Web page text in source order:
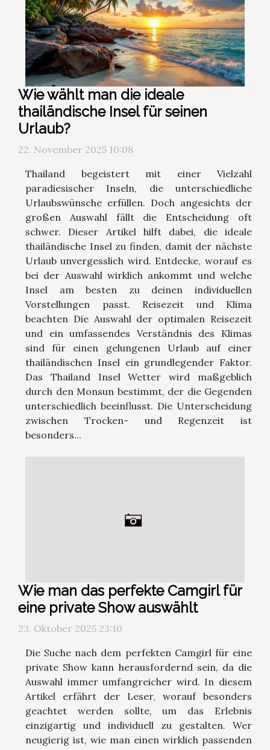
Wie wählt man die ideale
thailändische Insel für seinen
Urlaub?
22. November 2025 10:08
Thailand begeistert mit einer Vielzahl
paradiesischer Inseln, die unterschiedliche
Urlaubswünsche erfüllen. Doch angesichts der
großen Auswahl fällt die Entscheidung oft
schwer. Dieser Artikel hilft dabei, die ideale
thailändische Insel zu finden, damit der nächste
Urlaub unvergesslich wird. Entdecke, worauf es
bei der Auswahl wirklich ankommt und welche
Insel am besten zu deinen individuellen
Vorstellungen passt. Reisezeit und Klima
beachten Die Auswahl der optimalen Reisezeit
und ein umfassendes Verständnis des Klimas
sind für einen gelungenen Urlaub auf einer
thailändischen Insel ein grundlegender Faktor.
Das Thailand Insel Wetter wird maßgeblich
durch den Monsun bestimmt, der die Gegenden
unterschiedlich beeinflusst. Die Unterscheidung
zwischen Trocken- und Regenzeit ist
besonders...
Wie man das perfekte Camgirl für
eine private Show auswählt
23. Oktober 2025 23:10
Die Suche nach dem perfekten Camgirl für eine
private Show kann herausfordernd sein, da die
Auswahl immer umfangreicher wird. In diesem
Artikel erfährt der Leser, worauf besonders
geachtet werden sollte, um das Erlebnis
einzigartig und individuell zu gestalten. Wer
neugierig ist, wie man einen wirklich passenden